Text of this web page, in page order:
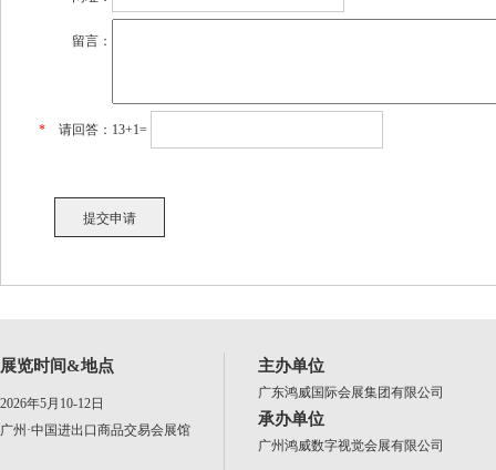
留言：
* 请回答： 13+1=
展览时间&地点
2026年5月10-12日
广州·中国进出口商品交易会展馆
主办单位
广东鸿威国际会展集团有限公司
承办单位
广州鸿威数字视觉会展有限公司